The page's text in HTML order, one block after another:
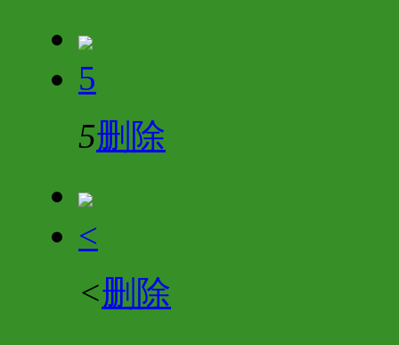
5
5删除
<
<删除